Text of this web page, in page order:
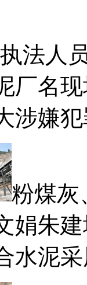
执法人
厂名
涉嫌
粉煤灰
娟朱
水泥